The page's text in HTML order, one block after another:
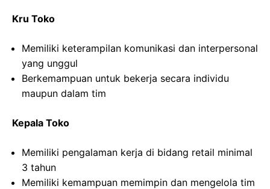
Kru Toko
Memiliki keterampilan komunikasi dan interpersonal
yang unggul
Berkemampuan untuk bekerja secara individu
maupun dalam tim
Kepala Toko
Memiliki pengalaman kerja di bidang retail minimal
3 tahun
Memiliki kemampuan memimpin dan mengelola tim